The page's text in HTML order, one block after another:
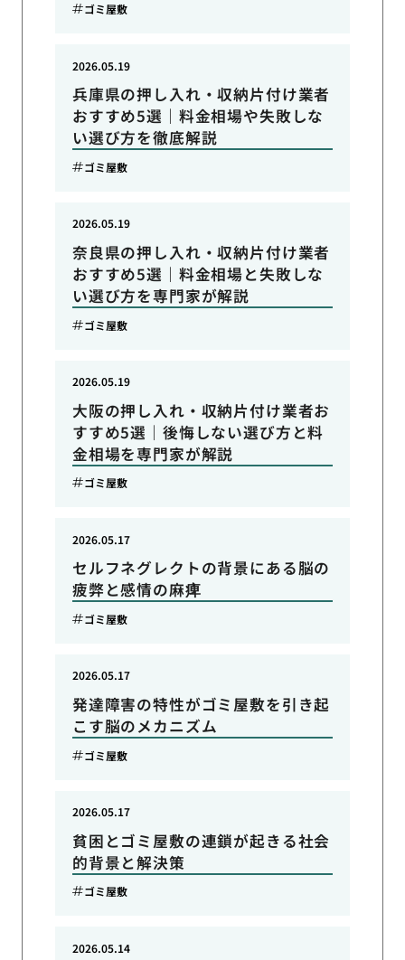
ゴミ屋敷
兵庫県の押し入れ・収納片付け業者
おすすめ5選｜料金相場や失敗しな
い選び方を徹底解説
2026.05.19
ゴミ屋敷
奈良県の押し入れ・収納片付け業者
おすすめ5選｜料金相場と失敗しな
い選び方を専門家が解説
2026.05.19
ゴミ屋敷
大阪の押し入れ・収納片付け業者お
すすめ5選｜後悔しない選び方と料
金相場を専門家が解説
2026.05.19
ゴミ屋敷
セルフネグレクトの背景にある脳の
疲弊と感情の麻痺
2026.05.17
ゴミ屋敷
発達障害の特性がゴミ屋敷を引き起
こす脳のメカニズム
2026.05.17
ゴミ屋敷
貧困とゴミ屋敷の連鎖が起きる社会
的背景と解決策
2026.05.17
ゴミ屋敷
2026.05.14